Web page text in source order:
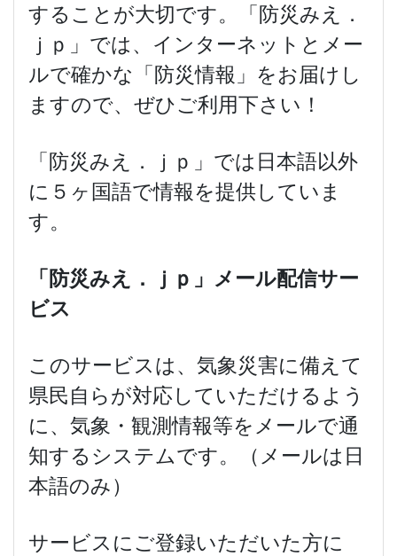
することが大切です。「防災みえ．
ｊｐ」では、インターネットとメー
ルで確かな「防災情報」をお届けし
ますので、ぜひご利用下さい！
「防災みえ．ｊｐ」では日本語以外
に５ヶ国語で情報を提供していま
す。
「防災みえ．ｊｐ」メール配信サー
ビス
このサービスは、気象災害に備えて
県民自らが対応していただけるよう
に、気象・観測情報等をメールで通
知するシステムです。（メールは日
本語のみ）
サービスにご登録いただいた方に